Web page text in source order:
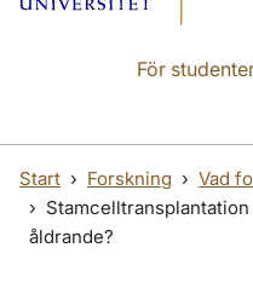
För
Start Forskning
Vad
åldrande?